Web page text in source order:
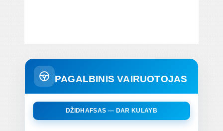
PAGALBINIS VAIRUOTOJAS
DŽIDHAFSAS — DAR KULAYB